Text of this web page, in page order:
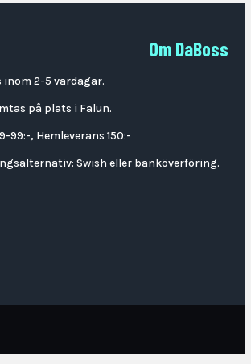
Om DaBoss
inom 2-5 vardagar.
på plats i Falun.
99:-, Hemleverans 150:-
Swish eller banköverföring.